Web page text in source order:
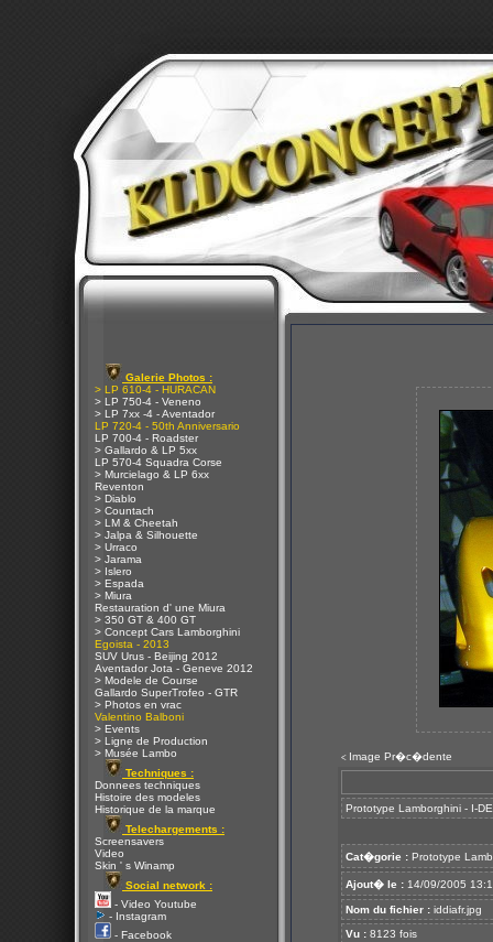
Galerie Photos :
> LP 610-4 - HURACAN
> LP 750-4 - Veneno
> LP 7xx -4 - Aventador
LP 720-4 - 50th Anniversario
LP 700-4 - Roadster
> Gallardo & LP 5xx
LP 570-4 Squadra Corse
> Murcielago & LP 6xx
Reventon
> Diablo
> Countach
> LM & Cheetah
> Jalpa & Silhouette
> Urraco
> Jarama
> Islero
> Espada
> Miura
Restauration d' une Miura
> 350 GT & 400 GT
> Concept Cars Lamborghini
Egoista - 2013
SUV Urus - Beijing 2012
Aventador Jota - Geneve 2012
> Modele de Course
Gallardo SuperTrofeo - GTR
> Photos en vrac
Valentino Balboni
> Events
> Ligne de Production
> Musée Lambo
Techniques :
Donnees techniques
Histoire des modeles
Historique de la marque
Telechargements :
Screensavers
Video
Skin ' s Winamp
Social network :
- Video Youtube
- Instagram
- Facebook
< Image Pr�c�dente
Prototype Lamborghini - I-
Cat�gorie : Prototype
Ajout� le : 14/09/2005
Nom du fichier : iddiafr.jpg
Vu : 8123 fois